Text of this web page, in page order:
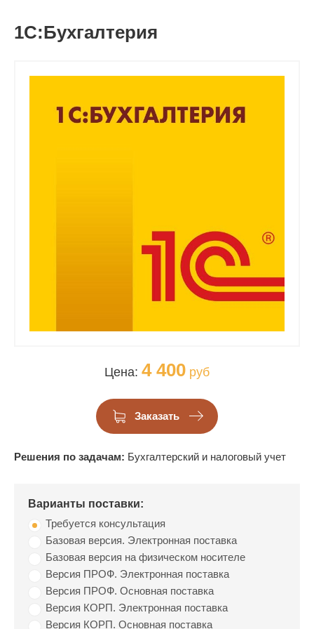
1С:Бухгалтерия
Цена: 4 400 руб
Заказать
Решения по задачам: Бухгалтерский и налоговый учет
Варианты поставки:
Требуется консультация
Базовая версия. Электронная поставка
Базовая версия на физическом носителе
Версия ПРОФ. Электронная поставка
Версия ПРОФ. Основная поставка
Версия КОРП. Электронная поставка
Версия КОРП. Основная поставка